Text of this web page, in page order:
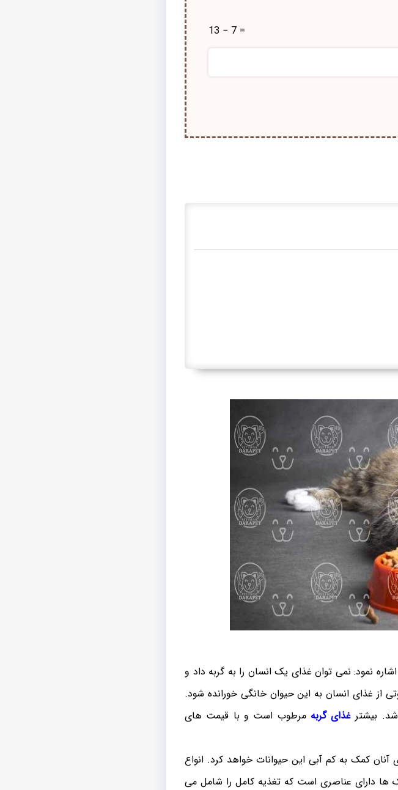
13 − 7 =
نمود: نمی‌ توان غذای یک انسان را به گربه داد و
از غذای انسان به این حیوان خانگی خورانده شود.
بیشتر غذای گربه مرطوب است و با قیمت های
کمک به کم آبی این حیوانات خواهد کرد. انواع
دارای عناصری است که تغذیه کامل را شامل می